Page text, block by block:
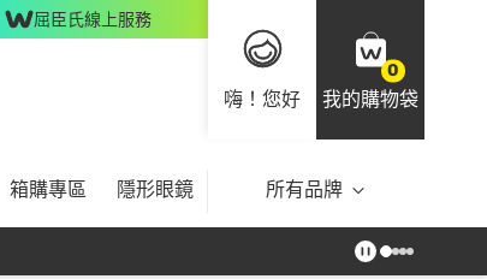
屈臣氏線上服務
嗨！您好
0
我的購物袋
箱購專區 隱形眼鏡 所有品牌